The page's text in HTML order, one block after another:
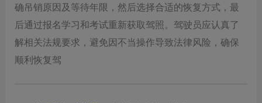
确吊销原因及等待年限，然后选择合适的恢复方式，最
后通过报名学习和考试重新获取驾照。驾驶员应认真了
解相关法规要求，避免因不当操作导致法律风险，确保
顺利恢复驾